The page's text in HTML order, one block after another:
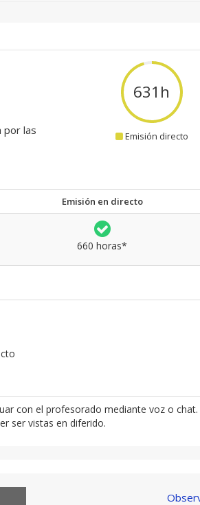
por las
660 h
Emisión directo
Emisión en directo
660 horas*
con el profesorado mediante voz o chat.
ser vistas en diferido.